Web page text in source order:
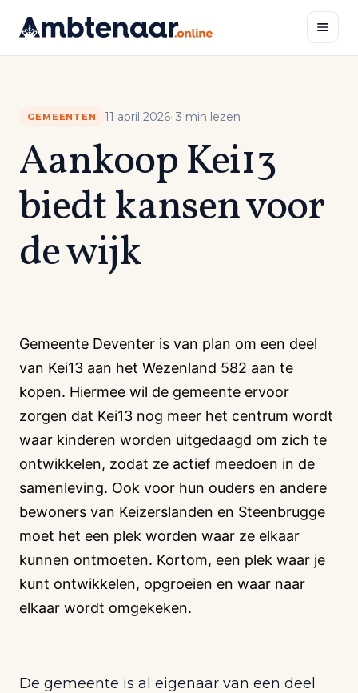
inhoud
GEMEENTEN 11 april 2026· 3 min lezen
Aankoop Kei13
biedt kansen voor
de wijk
Gemeente Deventer is van plan om een deel
van Kei13 aan het Wezenland 582 aan te
kopen. Hiermee wil de gemeente ervoor
zorgen dat Kei13 nog meer het centrum wordt
waar kinderen worden uitgedaagd om zich te
ontwikkelen, zodat ze actief meedoen in de
samenleving. Ook voor hun ouders en andere
bewoners van Keizerslanden en Steenbrugge
moet het een plek worden waar ze elkaar
kunnen ontmoeten. Kortom, een plek waar je
kunt ontwikkelen, opgroeien en waar naar
elkaar wordt omgekeken.
De gemeente is al eigenaar van een deel